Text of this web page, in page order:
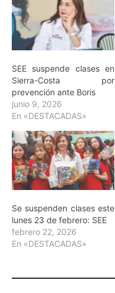
SEE suspende clases en
Sierra-Costa por
prevención ante Boris
junio 9, 2026
En «DESTACADAS»
Se suspenden clases este
lunes 23 de febrero: SEE
febrero 22, 2026
En «DESTACADAS»